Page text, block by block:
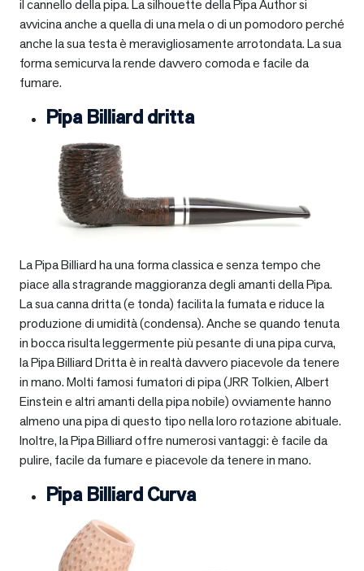
il cannello della pipa. La silhouette della Pipa Author si
avvicina anche a quella di una mela o di un pomodoro perché
anche la sua testa è meravigliosamente arrotondata. La sua
forma semicurva la rende davvero comoda e facile da
fumare.
Pipa Billiard dritta
La Pipa Billiard ha una forma classica e senza tempo che
piace alla stragrande maggioranza degli amanti della Pipa.
La sua canna dritta (e tonda) facilita la fumata e riduce la
produzione di umidità (condensa). Anche se quando tenuta
in bocca risulta leggermente più pesante di una pipa curva,
la Pipa Billiard Dritta è in realtà davvero piacevole da tenere
in mano. Molti famosi fumatori di pipa (JRR Tolkien, Albert
Einstein e altri amanti della pipa nobile) ovviamente hanno
almeno una pipa di questo tipo nella loro rotazione abituale.
Inoltre, la Pipa Billiard offre numerosi vantaggi: è facile da
pulire, facile da fumare e piacevole da tenere in mano.
Pipa Billiard Curva